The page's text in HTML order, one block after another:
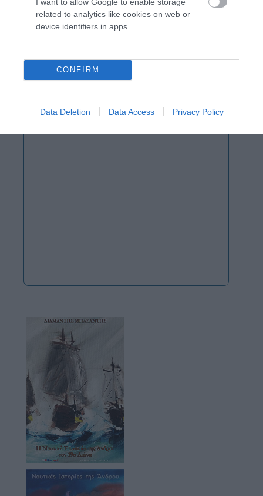
related to analytics like cookies on web or
device identifiers in apps.
CONFIRM
Data Deletion Data Access Privacy Policy